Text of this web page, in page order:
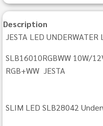
Description
JESTA LED UNDERWATER
SLB16010RGBWW 10W/
RGB+WW JESTA
SLIM LED SLB28042